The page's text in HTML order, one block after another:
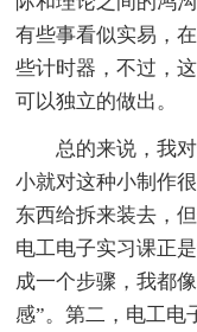
有些事看似实易，
些计时器，不过，
可以独立的做出。
总的来说，我对
小就对这种小制作
东西给拆来装去，
电工电子实习课正
成一个步骤，我都
感”。第二，电工电